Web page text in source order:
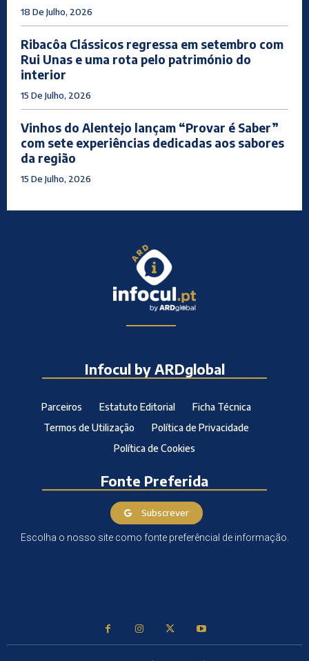
18 De Julho, 2026
Ribacôa Clássicos regressa em setembro com
Rui Unas e uma rota pelo património do
interior
15 De Julho, 2026
Vinhos do Alentejo lançam “Provar é Saber”
com sete experiências dedicadas aos sabores
da região
15 De Julho, 2026
Infocul by ARDglobal
Parceiros Estatuto Editorial
Ficha Técnica
Termos de Utilização
Política de Privacidade
Política de Cookies
Fonte Preferida
Subscrever
Escolha o nosso site como fonte preferêncial de informação.